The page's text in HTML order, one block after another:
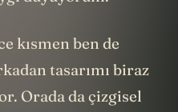
kısmen ben de
tasarımı biraz
Orada da çizgisel